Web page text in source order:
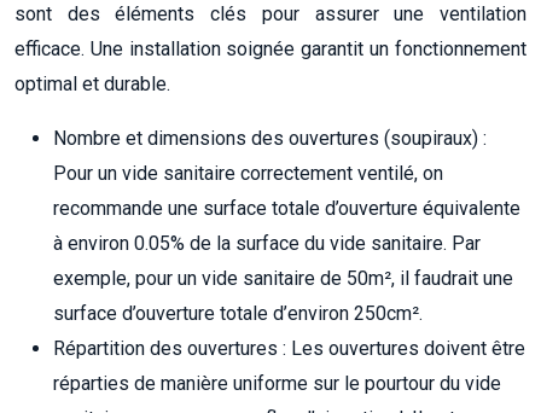
sont des éléments clés pour assurer une ventilation
efficace. Une installation soignée garantit un fonctionnement
optimal et durable.
Nombre et dimensions des ouvertures (soupiraux) :
Pour un vide sanitaire correctement ventilé, on
recommande une surface totale d’ouverture équivalente
à environ 0.05% de la surface du vide sanitaire. Par
exemple, pour un vide sanitaire de 50m², il faudrait une
surface d’ouverture totale d’environ 250cm².
Répartition des ouvertures : Les ouvertures doivent être
réparties de manière uniforme sur le pourtour du vide